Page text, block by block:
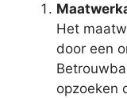
Het
door een
opzoeken